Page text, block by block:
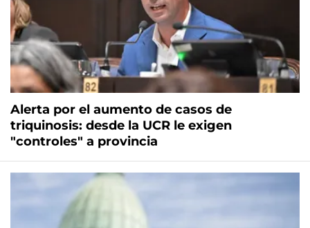
Alerta por el aumento de casos de
triquinosis: desde la UCR le exigen
"controles" a provincia